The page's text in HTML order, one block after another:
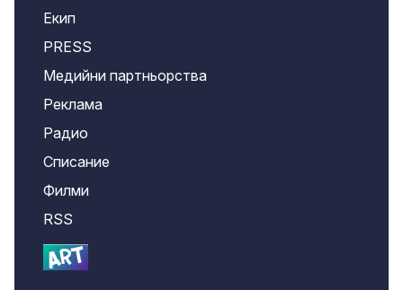
Екип
PRESS
Медийни партньорства
Реклама
Радио
Списание
Филми
RSS